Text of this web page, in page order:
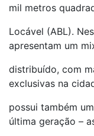
mil metros
Locável (ABL).
apresentam um
distribuído, com
exclusivas na
possui também
última geração –